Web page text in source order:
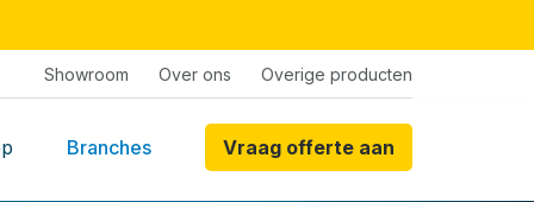
Showroom Over ons Overige producten
Branches Vraag offerte aan